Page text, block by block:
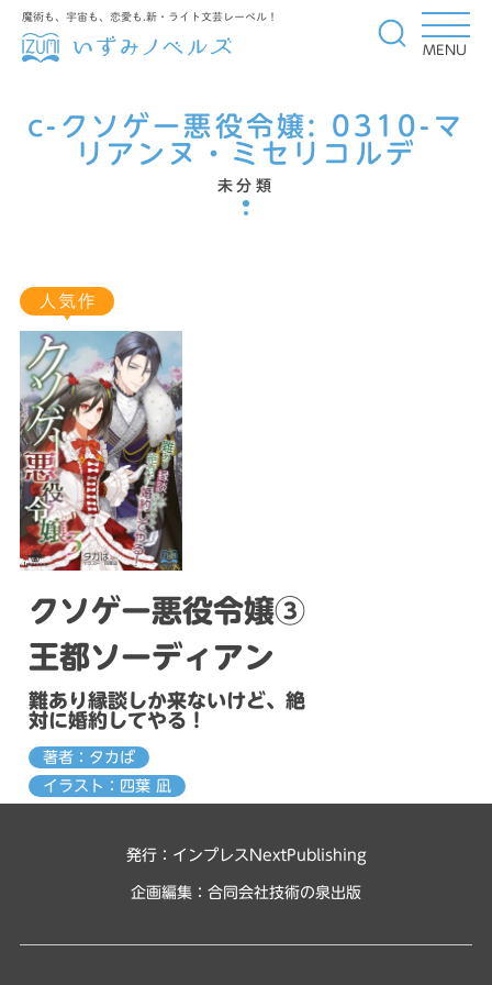
MENU
魔術も、宇宙も、恋愛も.新・ライト文芸レーベル！
c-クソゲー悪役令嬢: 0310-マ
リアンヌ・ミセリコルデ
未分類
クソゲー悪役令嬢③
王都ソーディアン
難あり縁談しか来ないけど、絶
対に婚約してやる！
著者：タカば
イラスト：四葉 凪
発行：インプレスNextPublishing
企画編集： 合同会社技術の泉出版